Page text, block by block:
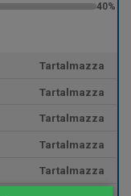
Tartalmazza
Tartalmazza
Tartalmazza
Tartalmazza
Tartalmazza